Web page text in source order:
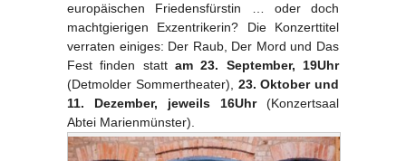
europäischen Friedensfürstin … oder doch
machtgierigen Exzentrikerin? Die Konzerttitel
verraten einiges: Der Raub, Der Mord und Das
Fest finden statt am 23. September, 19Uhr
(Detmolder Sommertheater), 23. Oktober und
11. Dezember, jeweils 16Uhr(Konzertsaal
Abtei Marienmünster).